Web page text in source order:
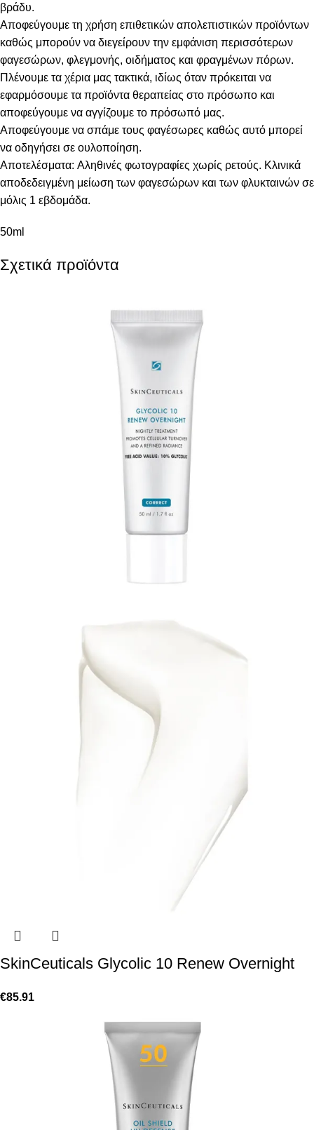
βράδυ.
Αποφεύγουμε τη χρήση επιθετικών απολεπιστικών προϊόντων
καθώς μπορούν να διεγείρουν την εμφάνιση περισσότερων
φαγεσώρων, φλεγμονής, οιδήματος και φραγμένων πόρων.
Πλένουμε τα χέρια μας τακτικά, ιδίως όταν πρόκειται να
εφαρμόσουμε τα προϊόντα θεραπείας στο πρόσωπο και
αποφεύγουμε να αγγίζουμε το πρόσωπό μας.
Αποφεύγουμε να σπάμε τους φαγέσωρες καθώς αυτό μπορεί
να οδηγήσει σε ουλοποίηση.
Αποτελέσματα: Aληθινές φωτογραφίες χωρίς ρετούς. Κλινικά
αποδεδειγμένη μείωση των φαγεσώρων και των φλυκταινών σε
μόλις 1 εβδομάδα.
50ml
Σχετικά προϊόντα
SkinCeuticals Glycolic 10 Renew Overnight
€85.91